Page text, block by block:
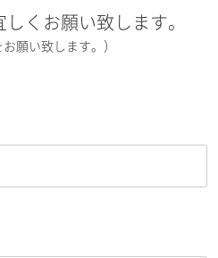
くお願い致します。
願い致します。）